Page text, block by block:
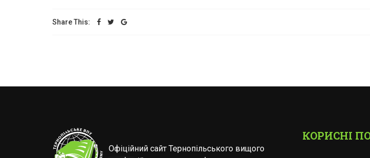
Share This:
Офіційний сайт Тернопільського вищого
КОРИСНІ